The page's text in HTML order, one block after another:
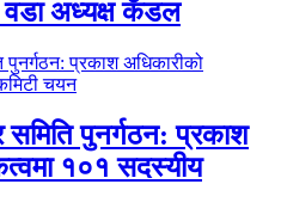
वडा अध्यक्ष कँडल
पुनर्गठन: प्रकाश
१०१ सदस्यीय